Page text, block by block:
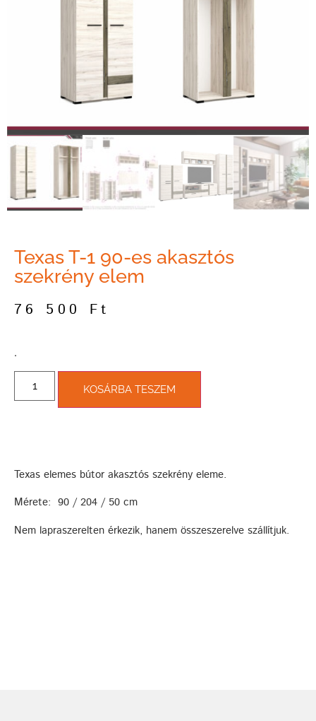
Texas T-1 90-es akasztós
szekrény elem
76 500 Ft
­.
KOSÁRBA TESZEM
Texas elemes bútor akasztós szekrény eleme.
Mérete: 90 / 204 / 50 cm
Nem lapraszerelten érkezik, hanem összeszerelve szállítjuk.